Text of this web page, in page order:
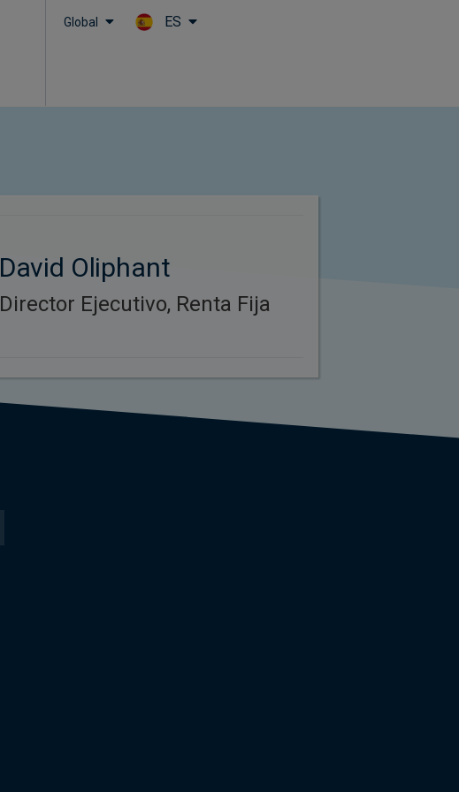
Global ES
David Oliphant
Director Ejecutivo, Renta Fija